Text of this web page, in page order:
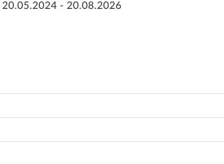
20.05.2024 - 20.08.2026